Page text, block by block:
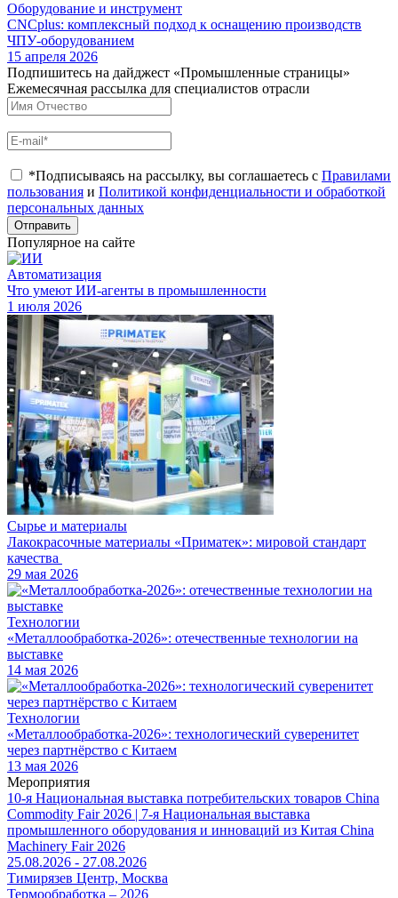
Оборудование и инструмент
CNCplus: комплексный подход к оснащению производств
ЧПУ-оборудованием
15 апреля 2026
Подпишитесь на дайджест «Промышленные страницы»
Ежемесячная рассылка для специалистов отрасли
*Подписываясь на рассылку, вы соглашаетесь с Правилами
пользования и Политикой конфиденциальности и обработкой
персональных данных
Отправить
Популярное на сайте
Автоматизация
Что умеют ИИ-агенты в промышленности
1 июля 2026
Сырье и материалы
Лакокрасочные материалы «Приматек»: мировой стандарт
качества
29 мая 2026
Технологии
«Металлообработка-2026»: отечественные технологии на
выставке
14 мая 2026
Технологии
«Металлообработка-2026»: технологический суверенитет
через партнёрство с Китаем
13 мая 2026
Мероприятия
10-я Национальная выставка потребительских товаров China
Commodity Fair 2026 | 7-я Национальная выставка
промышленного оборудования и инноваций из Китая China
Machinery Fair 2026
25.08.2026 - 27.08.2026
Тимирязев Центр, Москва
Термообработка – 2026